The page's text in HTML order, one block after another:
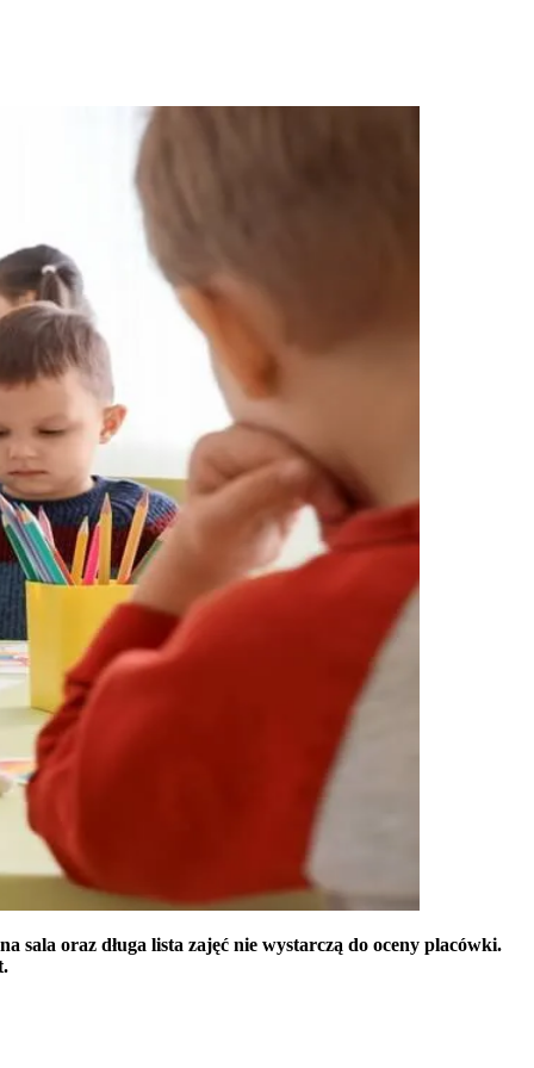
sala oraz długa lista zajęć nie wystarczą do oceny placówki.